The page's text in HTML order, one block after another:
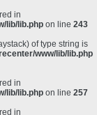
in
lib/lib.php on line 243
of type string is
www/lib/lib.php
in
lib/lib.php on line 257
in